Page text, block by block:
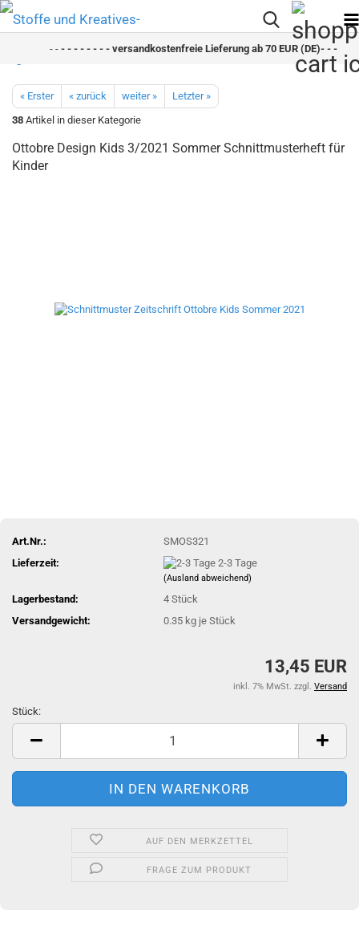
- -- - - - - - - - versandkostenfreie Lieferung ab 70 EUR (DE)- - - - - -
« Erster « zurück weiter »
Letzter »
38 Artikel in dieser Kategorie
Ottobre Design Kids 3/2021 Sommer Schnittmusterheft für
Kinder
Art.Nr.:
SMOS321
Lieferzeit:
2-3 Tage
(Ausland abweichend)
Lagerbestand: 4Stück
Versandgewicht:
0.35 kg je Stück
13,45 EUR
inkl. 7% MwSt. zzgl. Versand
Stück:
Stück
AUF DEN MERKZETTEL
FRAGE ZUM PRODUKT